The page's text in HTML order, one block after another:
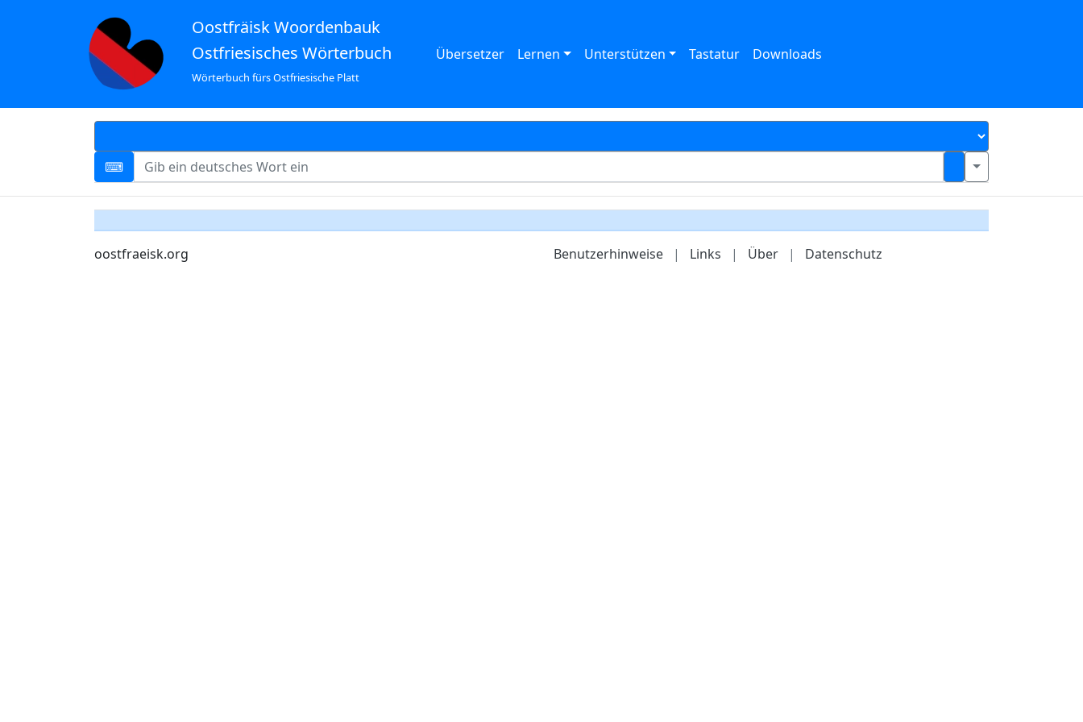
Oostfräisk Woordenbauk
Ostfriesisches Wörterbuch
Wörterbuch fürs Ostfriesische Platt
Übersetzer Lernen Unterstützen Tastatur Downloads
oostfraeisk.org Benutzerhinweise | Links | Über | Datenschutz